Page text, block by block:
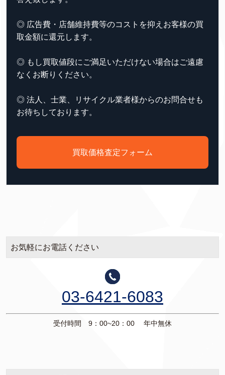
◎ 広告費・店舗維持費等のコストを抑えお客様の買
取金額に還元します。
◎ もし買取値段にご満足いただけない場合はご遠慮
なくお断りください。
◎ 法人、士業、リサイクル業者様からのお問合せも
お待ちしております。
買取価格査定フォーム
お気軽にお電話ください
03-6421-6083
受付時間 9：00~20：00 年中無休